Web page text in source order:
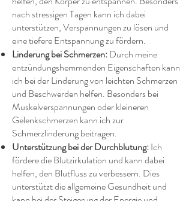
nach stressigen Tagen kann ich dabei
unterstützen, Verspannungen zu lösen und
eine tiefere Entspannung zu fördern.
Linderung bei Schmerzen:Durch meine
entzündungshemmenden Eigenschaften kann
ich bei der Linderung von leichten Schmerzen
und Beschwerden helfen. Besonders bei
Muskelverspannungen oder kleineren
Gelenkschmerzen kann ich zur
Schmerzlinderung beitragen.
Unterstützung bei der Durchblutung:Ich
fördere die Blutzirkulation und kann dabei
helfen, den Blutfluss zu verbessern. Dies
unterstützt die allgemeine Gesundheit und